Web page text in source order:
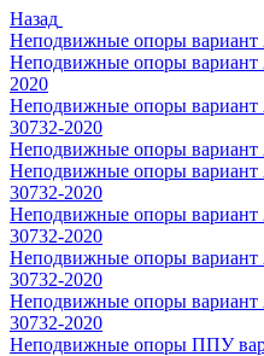
Назад
Неподвижные опоры
Неподвижные опоры
2020
Неподвижные опоры
30732-2020
Неподвижные опоры
Неподвижные опоры
30732-2020
Неподвижные опоры
30732-2020
Неподвижные опоры
30732-2020
Неподвижные опоры
30732-2020
Неподвижные опоры ППУ